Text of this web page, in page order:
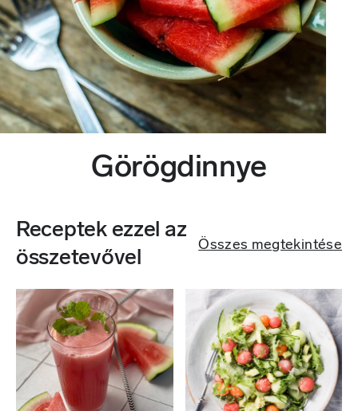
Görögdinnye
Receptek ezzel az
összetevővel
Összes megtekintése